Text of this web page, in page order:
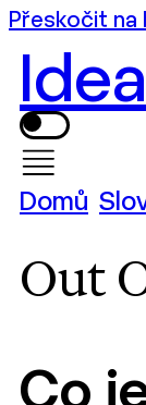
Přeskočit na
Domů
Out